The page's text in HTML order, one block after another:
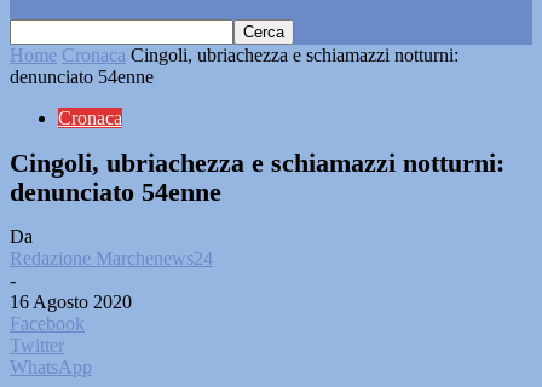
Home Cronaca Cingoli, ubriachezza e schiamazzi notturni:
denunciato 54enne
Cronaca
Cingoli, ubriachezza e schiamazzi notturni:
denunciato 54enne
Da
Redazione Marchenews24
-
16 Agosto 2020
Facebook
Twitter
WhatsApp